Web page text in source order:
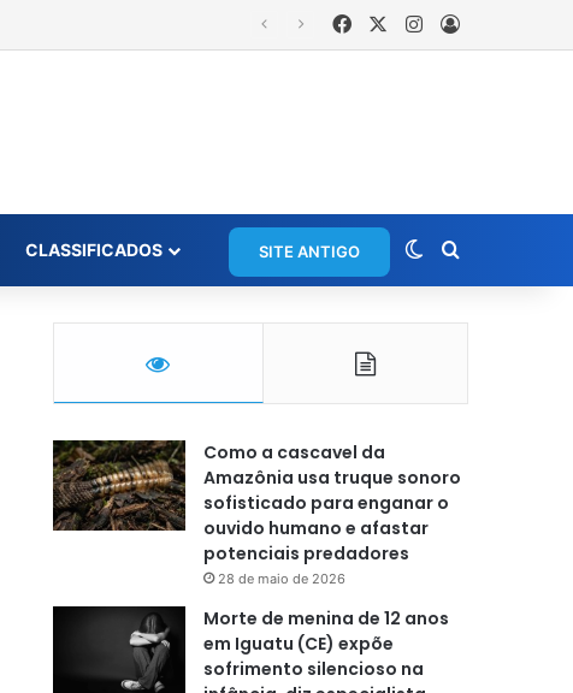
FacebookInstagram
CLASSIFICADOS SITE ANTIGO Switch skin
Como a cascavel da
Amazônia usa truque sonoro
sofisticado para enganar o
ouvido humano e afastar
potenciais predadores
28 de maio de 2026
Morte de menina de 12 anos
em Iguatu (CE) expõe
sofrimento silencioso na